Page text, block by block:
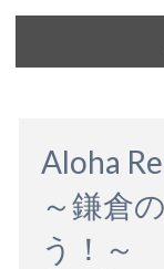
Aloha
～鎌倉
う！～